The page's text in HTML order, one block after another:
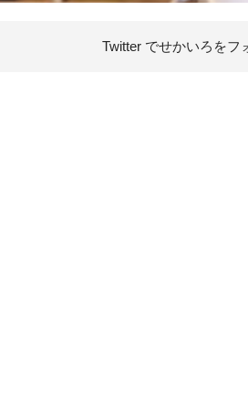
Twitter でせかいろをフ